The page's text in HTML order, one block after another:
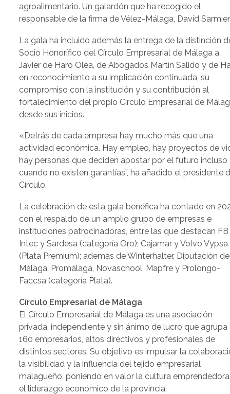
agroalimentario. Un galardón que ha recogido el
responsable de la firma de Vélez-Málaga, David
La gala ha incluido además la entrega de la distinción
Socio Honorífico del Círculo Empresarial de Málaga a
Javier de Haro Olea, de Abogados Martín Salido y de
en reconocimiento a su implicación continuada, su
compromiso con la institución y su contribución al
fortalecimiento del propio Círculo Empresarial de
desde sus inicios.
«Detrás de cada empresa hay mucho más que una
actividad económica. Hay empleo, hay proyectos de
hay personas que deciden apostar por el futuro incluso
cuando no existen garantías”, ha añadido el presidente
Círculo.
La celebración de esta gala benéfica ha contado en
con el respaldo de un amplio grupo de empresas e
instituciones patrocinadoras, entre las que destacan FB
Intec y Sardesa (categoría Oro); Cajamar y Volvo Vypsa
(Plata Premium); además de Winterhalter, Diputación de
Málaga, Promálaga, Novaschool, Mapfre y Prolongo-
Faccsa (categoría Plata).
Círculo Empresarial de Málaga
El Círculo Empresarial de Málaga es una asociación
privada, independiente y sin ánimo de lucro que agrupa
160 empresarios, altos directivos y profesionales de
distintos sectores. Su objetivo es impulsar la
la visibilidad y la influencia del tejido empresarial
malagueño, poniendo en valor la cultura
el liderazgo económico de la provincia.